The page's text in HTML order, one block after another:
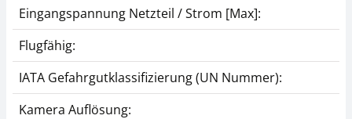
Eingangspannung Netzteil / Strom [Max]:
Flugfähig:
IATA Gefahrgutklassifizierung (UN Nummer):
Kamera Auflösung: